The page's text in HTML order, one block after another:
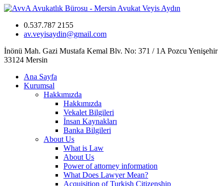
0.537.787 2155
av.veyisaydin@gmail.com
İnönü Mah. Gazi Mustafa Kemal Blv. No: 371 / 1A Pozcu Yenişehir
33124 Mersin
Ana Sayfa
Kurumsal
Hakkımızda
Hakkımızda
Vekalet Bilgileri
İnsan Kaynakları
Banka Bilgileri
About Us
What is Law
About Us
Power of attorney information
What Does Lawyer Mean?
Acquisition of Turkish Citizenship